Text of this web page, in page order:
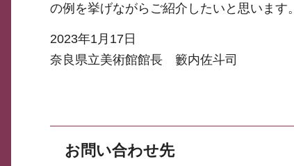
の例を挙げながらご紹介したいと思います。
2023年1月17日
奈良県立美術館館長 籔内佐斗司
お問い合わせ先